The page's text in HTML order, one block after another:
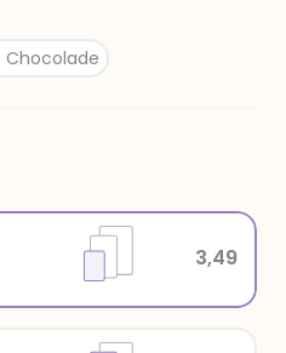
Chocolade
3,49